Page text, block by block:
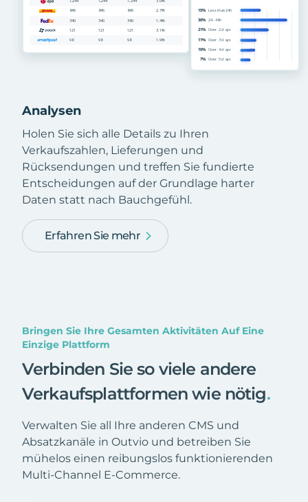
Analysen
Holen Sie sich alle Details zu Ihren
Verkaufszahlen, Lieferungen und
Rücksendungen und treffen Sie fundierte
Entscheidungen auf der Grundlage harter
Daten statt nach Bauchgefühl.
Erfahren Sie mehr
Bringen Sie Ihre Gesamten Aktivitäten Auf Eine
Einzige Plattform
Verbinden Sie so viele andere
Verkaufsplattformen wie nötig.
Verwalten Sie all Ihre anderen CMS und
Absatzkanäle in Outvio und betreiben Sie
mühelos einen reibungslos funktionierenden
Multi-Channel E-Commerce.